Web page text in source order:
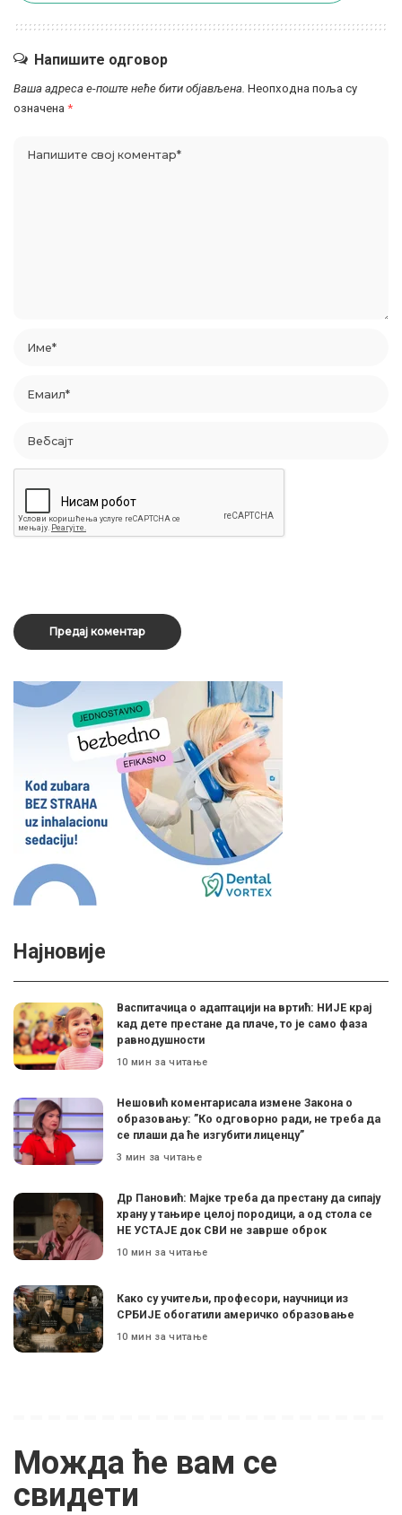
Напишите одговор
Ваша адреса е-поште неће бити објављена. Неопходна поља су
означена *
Најновије
Васпитачица о адаптацији на вртић: НИЈЕ крај
кад дете престане да плаче, то је само фаза
равнодушности
10 мин за читање
Нешовић коментарисала измене Закона о
образовању: ”Ко одговорно ради, не треба да
се плаши да ће изгубити лиценцу”
3 мин за читање
Др Пановић: Мајке треба да престану да сипају
храну у тањире целој породици, а од стола се
НЕ УСТАЈЕ док СВИ не заврше оброк
10 мин за читање
Како су учитељи, професори, научници из
СРБИЈЕ обогатили америчко образовање
10 мин за читање
Можда ће вам се
свидети